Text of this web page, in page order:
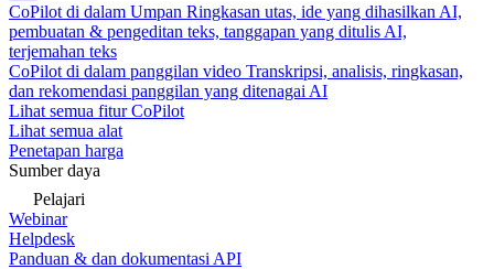
CoPilot di dalam Umpan Ringkasan utas, ide yang dihasilkan AI,
pembuatan & pengeditan teks, tanggapan yang ditulis AI,
terjemahan teks
CoPilot di dalam panggilan video Transkripsi, analisis, ringkasan,
dan rekomendasi panggilan yang ditenagai AI
Lihat semua fitur CoPilot
Lihat semua alat
Penetapan harga
Sumber daya
Pelajari
Webinar
Helpdesk
Panduan & dan dokumentasi API